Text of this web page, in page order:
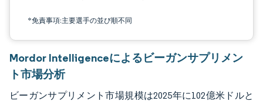
*免責事項:主要選手の並び順不同
Mordor Intelligenceによるビーガンサプリメン
ト市場分析
ビーガンサプリメント市場規模は2025年に102億米ドルと